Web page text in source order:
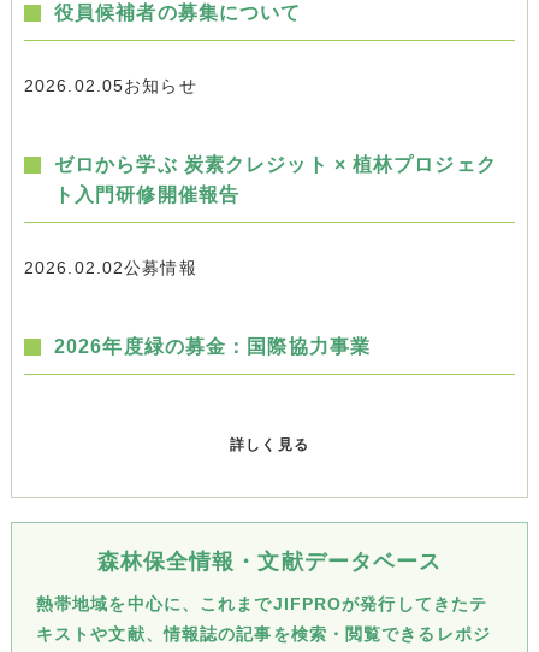
役員候補者の募集について
2026.02.05お知らせ
ゼロから学ぶ 炭素クレジット × 植林プロジェク
ト入門研修開催報告
2026.02.02公募情報
2026年度緑の募金：国際協力事業
詳しく見る
森林保全情報・文献データベース
熱帯地域を中心に、これまでJIFPROが発行してきたテ
キストや文献、情報誌の記事を検索・閲覧できるレポジ